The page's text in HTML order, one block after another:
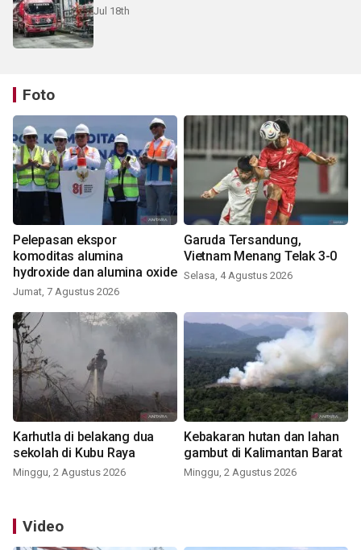
Jul 18th
Foto
Pelepasan ekspor
komoditas alumina
hydroxide dan alumina oxide
Jumat, 7 Agustus 2026
Garuda Tersandung,
Vietnam Menang Telak 3-0
Selasa, 4 Agustus 2026
Karhutla di belakang dua
sekolah di Kubu Raya
Minggu, 2 Agustus 2026
Kebakaran hutan dan lahan
gambut di Kalimantan Barat
Minggu, 2 Agustus 2026
Video